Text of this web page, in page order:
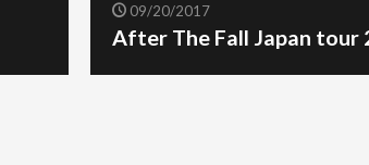
09/20/2017
After The Fall Japan tour